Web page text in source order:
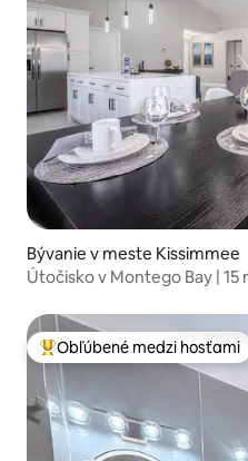
Bývanie v meste Kissimmee
Útočisko v Montego Bay | 15
Najobľúbenejšie medzi
Obľúbené medzi hosťami